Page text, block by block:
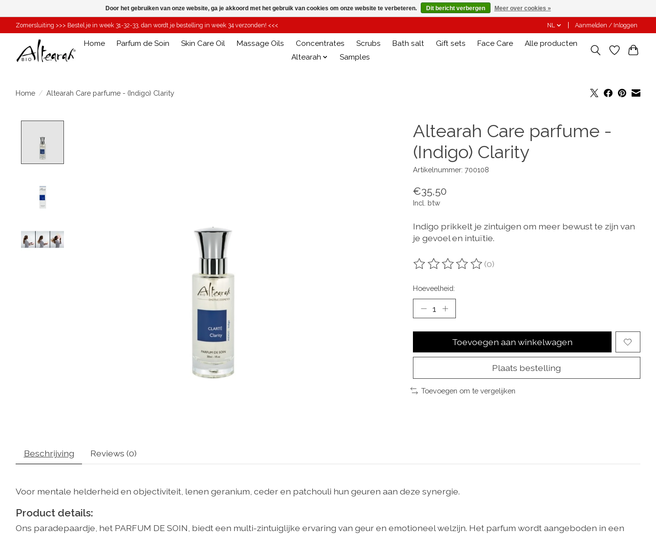
Zomersluiting >>> Bestel je in week 31-32-33, dan wordt je bestelling in week 34 verzonden! <<< NL Aanmelden / Inloggen
Home Parfum de Soin Skin Care Oil Massage Oils Concentrates Scrubs Bath salt Gift sets Face Care
Alle producten
Altearah
Samples
Home / Altearah Care parfume - (Indigo) Clarity
Altearah Care parfume -
(Indigo) Clarity
Artikelnummer: 700108
€35,50
Incl. btw
Indigo prikkelt je zintuigen om meer bewust te zijn van
je gevoel en intuïtie.
De beoordeling van dit product is
(0)
Hoeveelheid:
Toevoegen aan winkelwagen
Plaats bestelling
Toevoegen om te vergelijken
Beschrijving Reviews (0)
Voor mentale helderheid en objectiviteit, lenen geranium, ceder en patchouli hun geuren aan deze synergie.
Product details:
Ons paradepaardje, het PARFUM DE SOIN, biedt een multi-zintuiglijke ervaring van geur en emotioneel welzijn. Het parfum wordt aangeboden in een
Door het gebruiken van onze website, ga je akkoord met het gebruik van cookies om onze website te verbeteren. Dit bericht verbergen Meer over cookies »